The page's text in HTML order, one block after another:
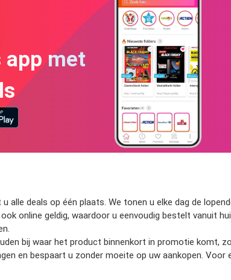
app met
deals op één plaats. We tonen u elke dag de
online geldig, waardoor u eenvoudig bestelt vanuit
bij waar het product binnenkort in promotie komt,
en bespaart u zonder moeite op uw aankopen.